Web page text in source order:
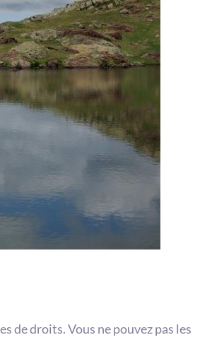
de droits. Vous ne pouvez pas les